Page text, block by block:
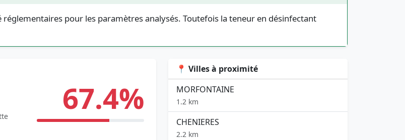
pour les paramètres analysés. Toutefois la teneur en désinfectant
67.4%
📍 Villes à proximité
MORFONTAINE
1.2 km
CHENIERES
2.2 km